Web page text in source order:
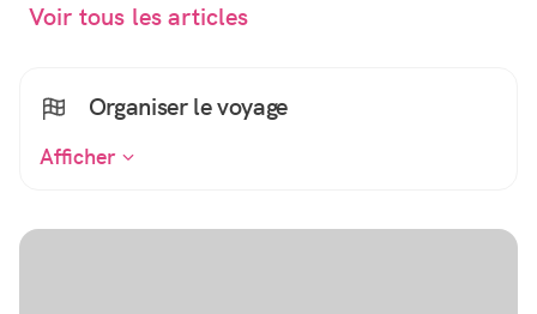
Voir tous les articles
Organiser le voyage
Afficher